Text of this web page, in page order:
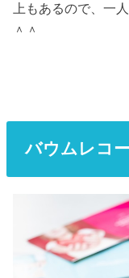
上もあるので、一
＾＾
バウムレコ